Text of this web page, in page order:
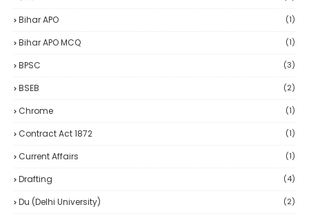
Bihar APO (1)
Bihar APO MCQ (1)
BPSC (3)
BSEB (2)
Chrome (1)
Contract Act 1872 (1)
Current Affairs (1)
Drafting (4)
Du (delhi University) (2)